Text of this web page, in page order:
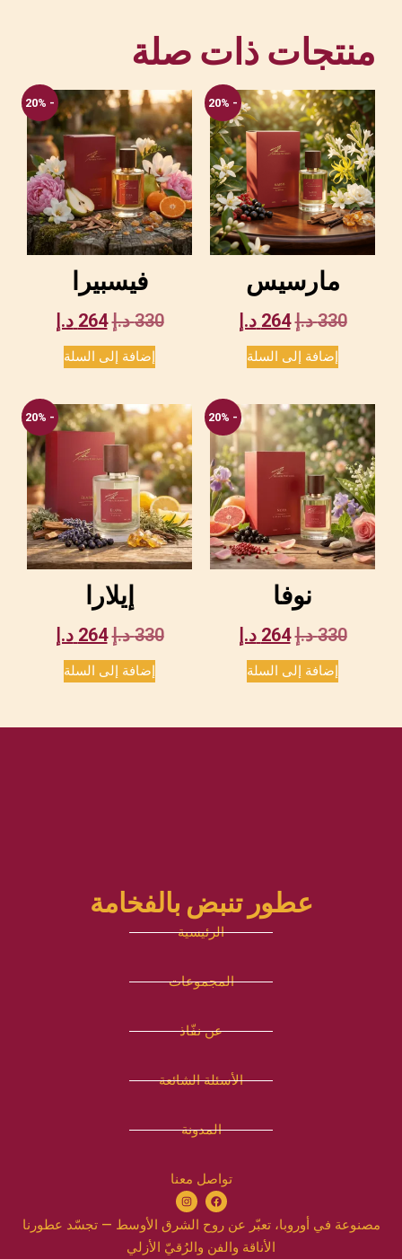
منتجات ذات صلة
- 20%
مارسيس
330 د.إ 264 د.إ
إضافة إلى السلة
- 20%
فيسبيرا
330 د.إ 264 د.إ
إضافة إلى السلة
- 20%
نوفا
330 د.إ 264 د.إ
إضافة إلى السلة
- 20%
إيلارا
330 د.إ 264 د.إ
إضافة إلى السلة
عطور تنبض بالفخامة
الرئيسية
المجموعات
عن نفّاذ
الأسئلة الشائعة
المدونة
تواصل معنا
مصنوعة في أوروبا، تعبّر عن روح الشرق الأوسط — تجسّد عطورنا
الأناقة والفن والرُقيّ الأزلي